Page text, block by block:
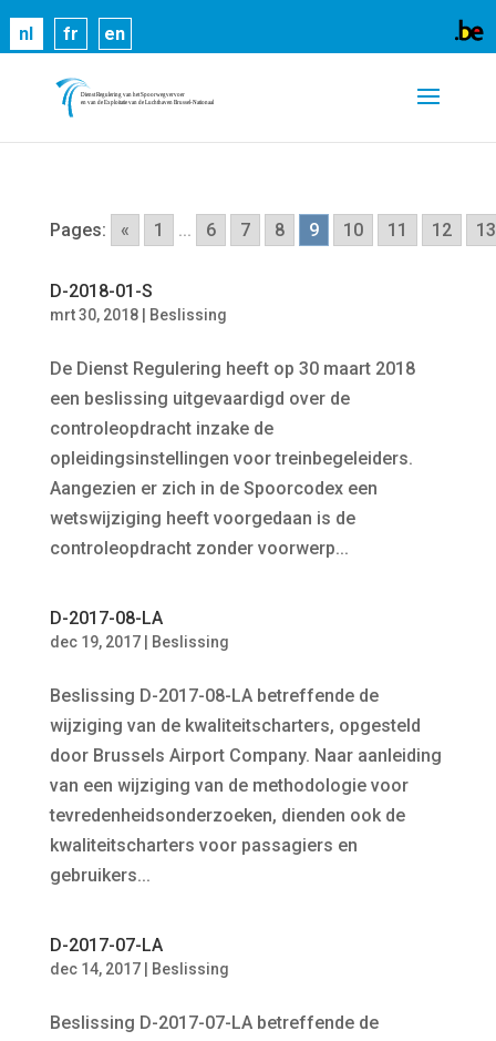
nl fr en
Pages: « 1 ... 6 7 8 9 10 11 12 13
D-2018-01-S
mrt 30, 2018| Beslissing
De Dienst Regulering heeft op 30 maart 2018
een beslissing uitgevaardigd over de
controleopdracht inzake de
opleidingsinstellingen voor treinbegeleiders.
Aangezien er zich in de Spoorcodex een
wetswijziging heeft voorgedaan is de
controleopdracht zonder voorwerp...
D-2017-08-LA
dec 19, 2017| Beslissing
Beslissing D-2017-08-LA betreffende de
wijziging van de kwaliteitscharters, opgesteld
door Brussels Airport Company. Naar aanleiding
van een wijziging van de methodologie voor
tevredenheidsonderzoeken, dienden ook de
kwaliteitscharters voor passagiers en
gebruikers...
D-2017-07-LA
dec 14, 2017| Beslissing
Beslissing D-2017-07-LA betreffende de
Cookies helpen ons bij het leveren van onze
diensten. Door gebruik te maken van onze diensten,
gaat u akkoord met ons gebruik van cookies.
informatie